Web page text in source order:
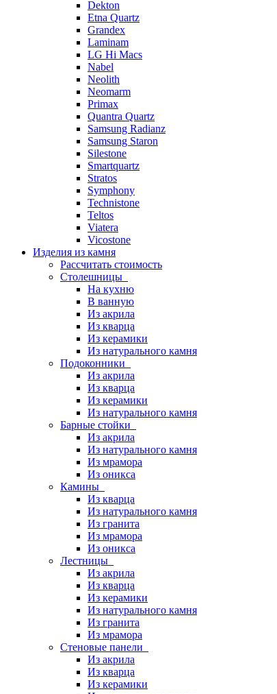
Dekton
Etna Quartz
Grandex
Laminam
LG Hi Macs
Nabel
Neolith
Neomarm
Primax
Quantra Quartz
Samsung Radianz
Samsung Staron
Silestone
Smartquartz
Stratos
Symphony
Technistone
Teltos
Viatera
Vicostone
Изделия из камня
Рассчитать стоимость
Столешницы
На кухню
В ванную
Из акрила
Из кварца
Из керамики
Из натурального камня
Подоконники
Из акрила
Из кварца
Из керамики
Из натурального камня
Барные стойки
Из акрила
Из натурального камня
Из мрамора
Из оникса
Камины
Из кварца
Из натурального камня
Из гранита
Из мрамора
Из оникса
Лестницы
Из акрила
Из кварца
Из керамики
Из натурального камня
Из гранита
Из мрамора
Стеновые панели
Из акрила
Из кварца
Из керамики